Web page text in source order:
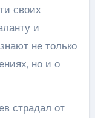
своих
и
не только
но и о
страдал от